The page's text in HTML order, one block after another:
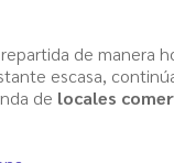
de manera
escasa,
de locales